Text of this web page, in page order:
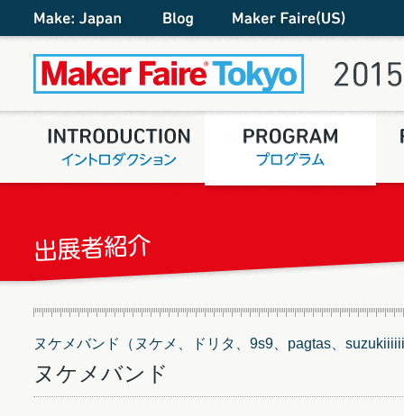
ヌケメバンド（ヌケメ、ドリタ、9s9、pagtas、
ヌケメバンド